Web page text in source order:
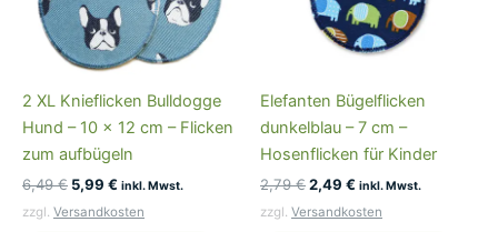
2 XL Knieflicken Bulldogge
Hund – 10 x 12 cm – Flicken
zum aufbügeln
6,49€ Ursprünglicher
Preis
war:
5,99 € Aktueller
ist:
inkl. Mwst.
zzgl. Versandkosten
Elefanten Bügelflicken
dunkelblau – 7 cm –
Hosenflicken für Kinder
2,79€Ursprünglicher
Preis
war:
2,49 € Aktueller
ist:
inkl. Mwst.
zzgl. Versandkosten